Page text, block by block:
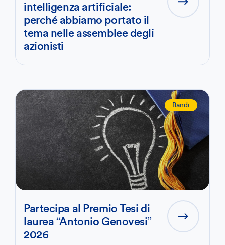
intelligenza artificiale:
perché abbiamo portato il
tema nelle assemblee degli
azionisti
Bandi
Partecipa al Premio Tesi di
laurea “Antonio Genovesi”
2026